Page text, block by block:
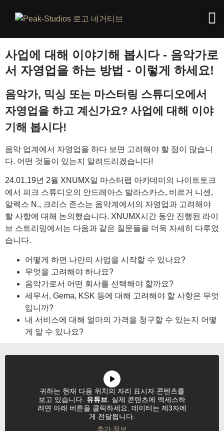
사업에 대해 이야기해 봅시다 - 음악가로
서 자영업을 하는 방법 - 이렇게 하세요!
음악가, 믹싱 또는 마스터링 스튜디오에서
자영업을 하고 계신가요? 사업에 대해 이야
기해 봅시다!
음악 업계에서 자영업을 하다 보면 고려해야 할 점이 많습니
다. 어떤 것들이 있는지 알려드리겠습니다!
24.01.19년 2월 XNUMX일 마스터랩 아카데미의 나이트토크
에서 피크 스튜디오의 안드레아스 발라스카스, 비르거 니센,
알렉스 N., 크리스 존스는 음악계에서의 자영업과 고려해야
할 사항에 대해 논의했습니다. XNUMX시간 동안 진행된 라이
브 스트리밍에서는 다음과 같은 질문들을 더욱 자세히 다루었
습니다.
어떻게 하면 나만의 사업을 시작할 수 있나요?
무엇을 고려해야 하나요?
음악가로서 어떤 회사를 선택해야 할까요?
세무서, Gema, KSK 등에 대해 고려해야 할 사항은 무엇
입니까?
내 서비스에 대해 얼마의 가격을 청구할 수 있는지 어떻
게 알 수 있나요?
귀하는 현재 다음 위치의 자리 표시자 콘텐츠를
보고 있습니다. 유튜브 . 실제 콘텐츠에 액세스하
려면 아래 버튼을 클릭하세요. 데이터는 제3자에
게 전달됩니다.
추가 정보